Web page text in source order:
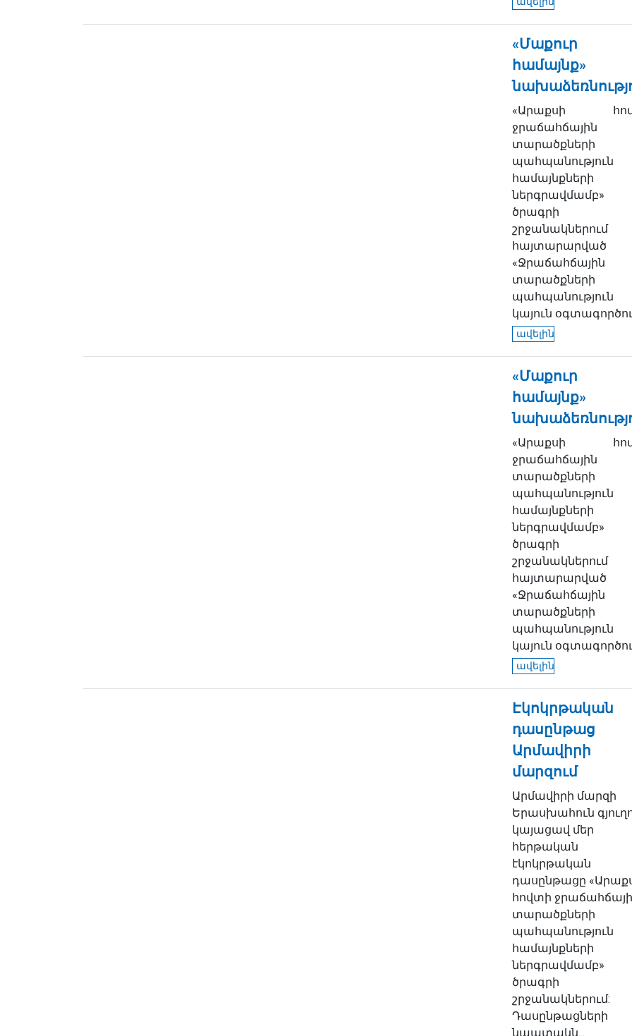
«Մաքուր
համայնք»
«Արաքսի
ջրաճահճային
տարածքների
պահպանություն
համայնքների
ներգրավմամբ»
ծրագրի
շրջանակներում
հայտարարված
«Ջրաճահճային
տարածքների
կայուն
ավելին
«Մաքուր
համայնք»
«Արաքսի
ջրաճահճային
տարածքների
պահպանություն
համայնքների
ներգրավմամբ»
ծրագրի
շրջանակներում
հայտարարված
«Ջրաճահճային
տարածքների
կայուն
ավելին
Էկոկրթական
դասընթաց
Արմավիրի
մարզում
Արմավիրի մարզի
Երասխահուն
կայացավ մեր
հերթական
էկոկրթական
դասընթացը
հովտի
տարածքների
պահպանություն
համայնքների
ներգրավմամբ»
ծրագրի
շրջանակներում:
Դասընթացների
նպատակն...